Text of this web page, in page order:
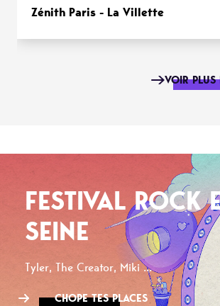
Zénith Paris - La Villette
VOIR PLUS
FESTIVAL ROCK
SEINE
Tyler, The Creator, Miki ...
CHOPE TES PLACES